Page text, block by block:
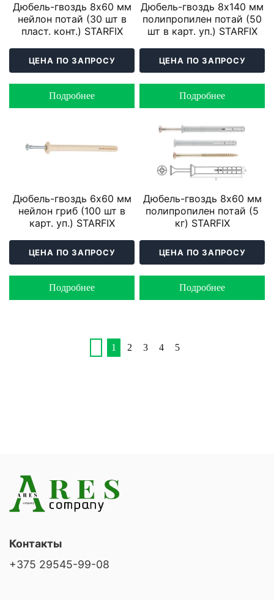
Дюбель-гвоздь 8х60 мм
нейлон потай (30 шт в
пласт. конт.) STARFIX
ЦЕНА ПО ЗАПРОСУ
Подробнее
Дюбель-гвоздь 8х140 мм
полипропилен потай (50
шт в карт. уп.) STARFIX
ЦЕНА ПО ЗАПРОСУ
Подробнее
Дюбель-гвоздь 6х60 мм
нейлон гриб (100 шт в
карт. уп.) STARFIX
ЦЕНА ПО ЗАПРОСУ
Подробнее
Дюбель-гвоздь 8х60 мм
полипропилен потай (5
кг) STARFIX
ЦЕНА ПО ЗАПРОСУ
Подробнее
1 2 3 4 5
Контакты
+375 29545-99-08